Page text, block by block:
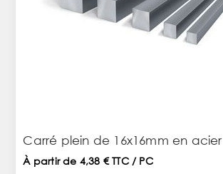
Carré plein de 16x16mm en acier
À partir de 4,38 € TTC / PC